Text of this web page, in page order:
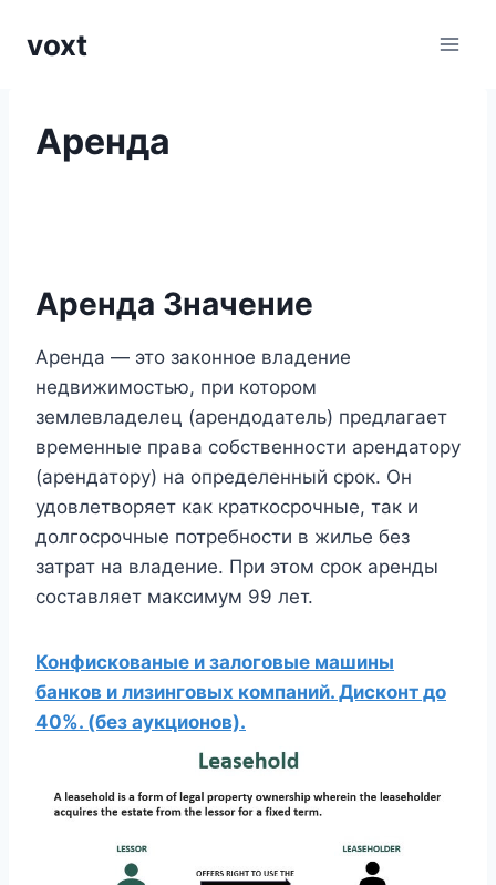
voxt
Аренда
Аренда Значение
Аренда — это законное владение
недвижимостью, при котором
землевладелец (арендодатель) предлагает
временные права собственности арендатору
(арендатору) на определенный срок. Он
удовлетворяет как краткосрочные, так и
долгосрочные потребности в жилье без
затрат на владение. При этом срок аренды
составляет максимум 99 лет.
Конфискованые и залоговые машины
банков и лизинговых компаний. Дисконт до
40%. (без аукционов).